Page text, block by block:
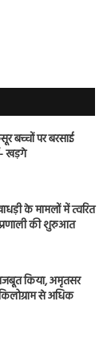
बच्चों पर बरसाई
खड़गे
के मामलों में त्वरित
की शुरुआत
किया, अमृतसर
से अधिक